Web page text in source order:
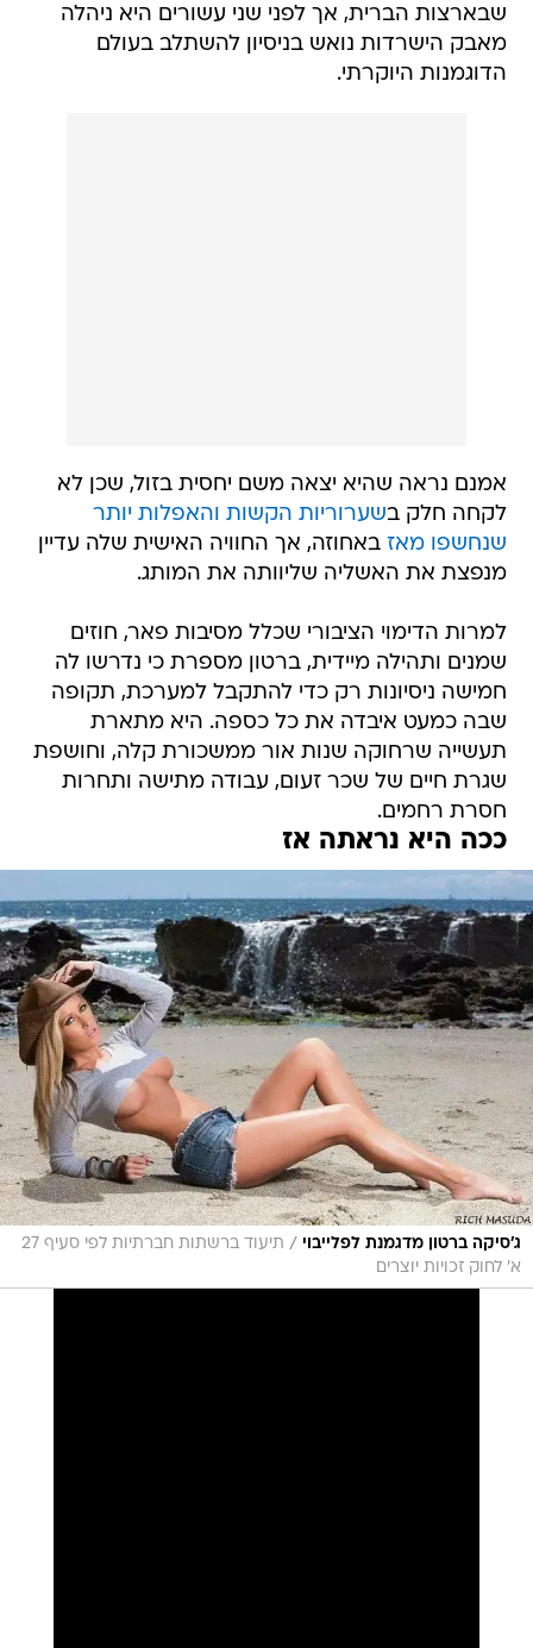
שבארצות הברית, אך לפני שני עשורים היא ניהלה
מאבק הישרדות נואש בניסיון להשתלב בעולם
הדוגמנות היוקרתי.
אמנם נראה שהיא יצאה משם יחסית בזול, שכן לא
לקחה חלק בשערוריות הקשות והאפלות יותר
שנחשפו מאז באחוזה, אך החוויה האישית שלה עדיין
מנפצת את האשליה שליוותה את המותג.
למרות הדימוי הציבורי שכלל מסיבות פאר, חוזים
שמנים ותהילה מיידית, ברטון מספרת כי נדרשו לה
חמישה ניסיונות רק כדי להתקבל למערכת, תקופה
שבה כמעט איבדה את כל כספה. היא מתארת
תעשייה שרחוקה שנות אור ממשכורת קלה, וחושפת
שגרת חיים של שכר זעום, עבודה מתישה ותחרות
חסרת רחמים.
ככה היא נראתה אז
ג'סיקה ברטון מדגמנת לפלייבוי /
תיעוד ברשתות חברתיות לפי סעיף 27
א' לחוק זכויות יוצרים